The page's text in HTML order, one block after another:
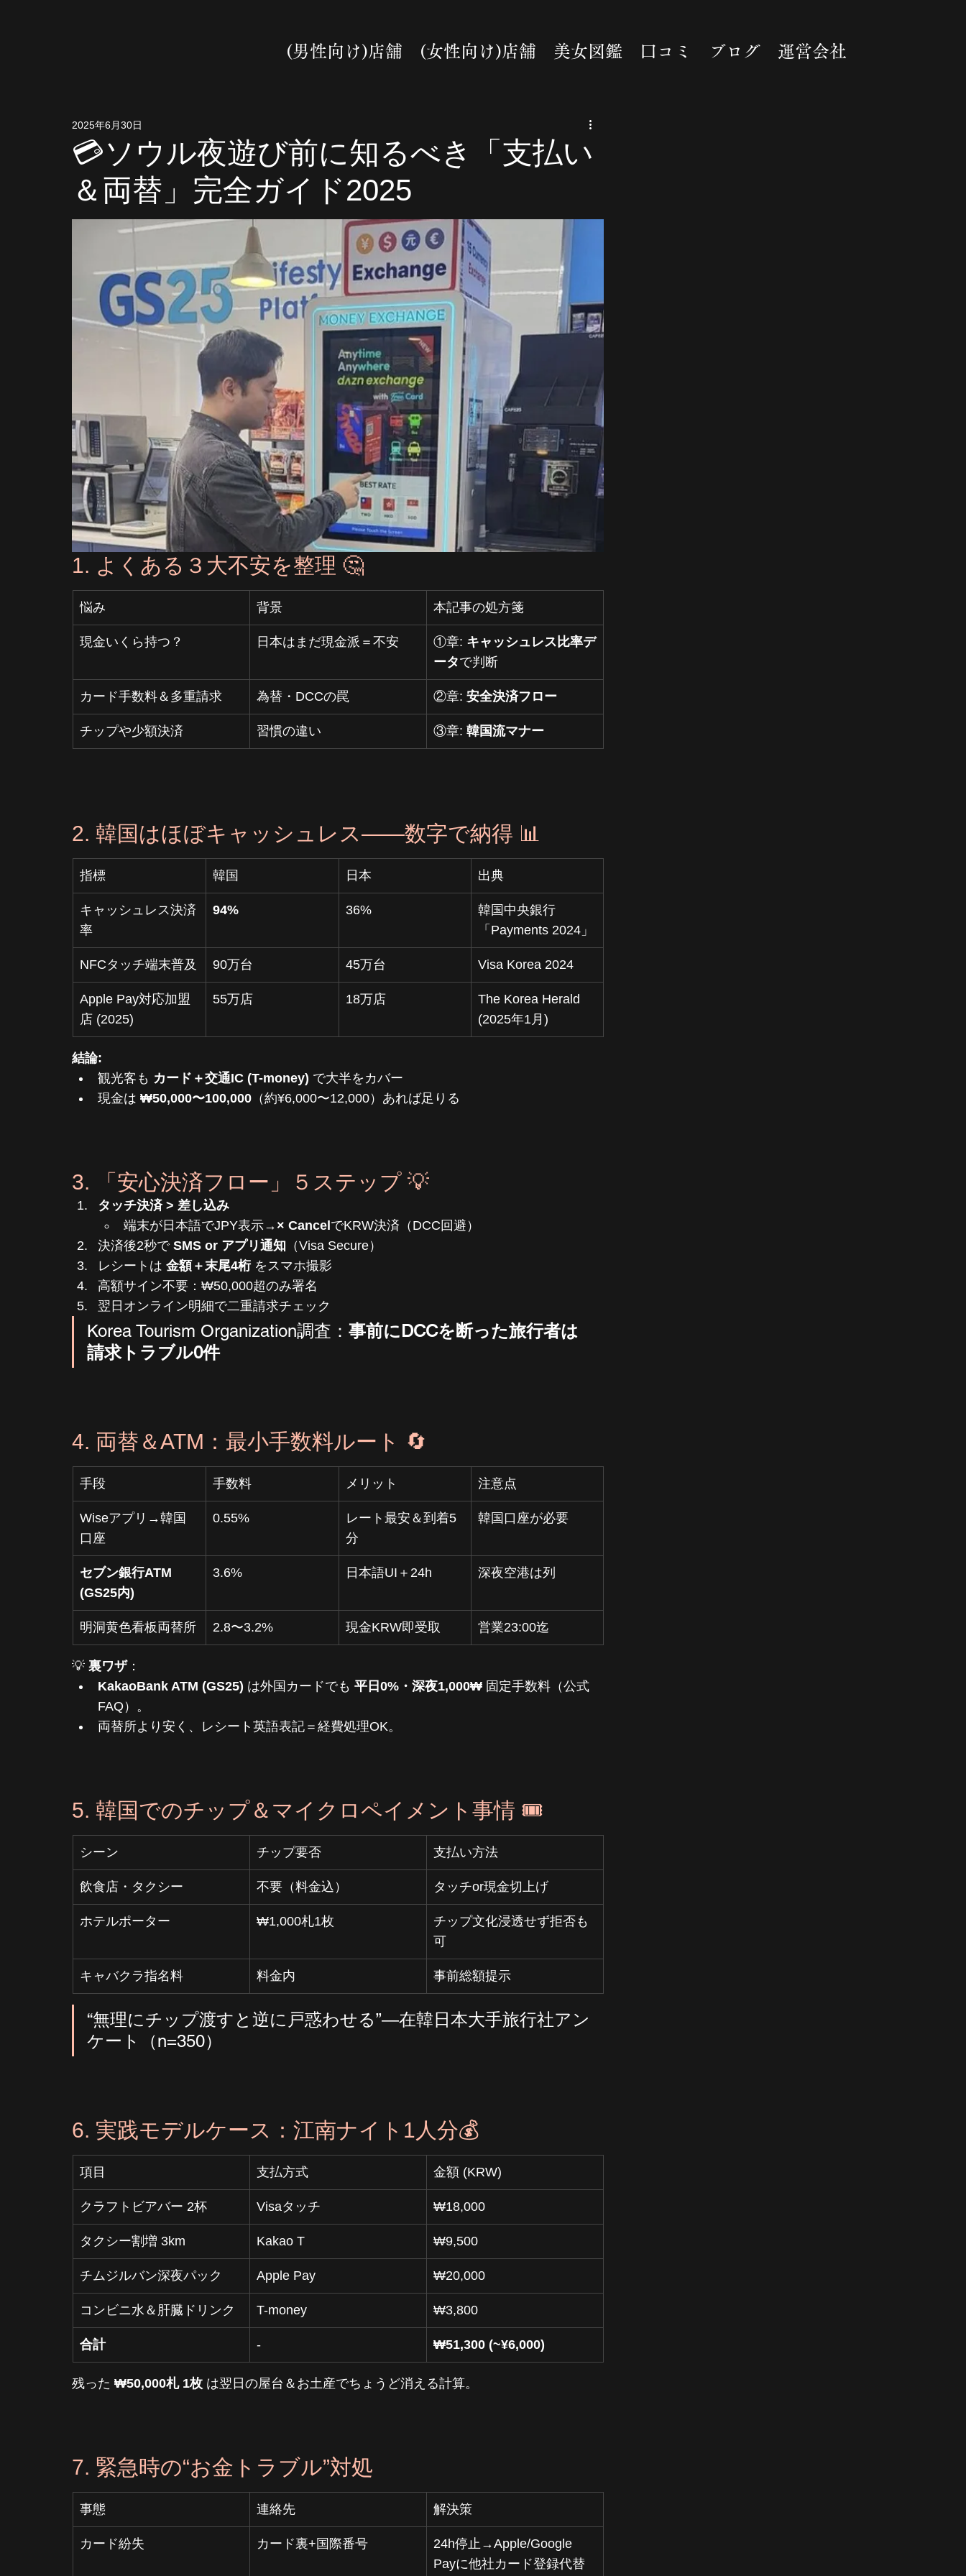
(男性向け)店舗 (女性向け)店舗 美女図鑑 口コミ ブログ 運営会社
💳ソウル夜遊び前に知るべき「支払い
＆両替」完全ガイド2025
2025年6月30日
1. よくある３大不安を整理 🤔
悩み 背景 本記事の処方箋
現金いくら持つ？ 日本はまだ現金派＝不安 ①章: キャッシュレス比率デ
ータで判断
カード手数料＆多重請求 為替・DCCの罠 ②章: 安全決済フロー
チップや少額決済 習慣の違い ③章: 韓国流マナー
2. 韓国はほぼキャッシュレス――数字で納得 📊
指標 韓国 日本 出典
キャッシュレス決済
率
94% 36%
韓国中央銀行
「Payments 2024」
NFCタッチ端末普及 90万台 45万台 Visa Korea 2024
Apple Pay対応加盟
店 (2025)
55万店 18万店
The Korea Herald
(2025年1月)
結論:
観光客も カード＋交通IC (T-money) で大半をカバー
現金は ₩50,000〜100,000 （約¥6,000〜12,000）あれば足りる
3. 「安心決済フロー」５ステップ 💡
タッチ決済 > 差し込み
端末が日本語でJPY表示→ × Cancel でKRW決済（DCC回避）
決済後2秒で SMS or アプリ通知 （Visa Secure）
レシートは 金額＋末尾4桁 をスマホ撮影
高額サイン不要：₩50,000超のみ署名
翌日オンライン明細で二重請求チェック
Korea Tourism Organization調査： 事前にDCCを断った旅行者は
請求トラブル0件
4. 両替＆ATM：最小手数料ルート 🔄
手段 手数料 メリット 注意点
Wiseアプリ→韓国
口座
0.55%
レート最安＆到着5
分
韓国口座が必要
セブン銀行ATM
(GS25内)
3.6% 日本語UI＋24h 深夜空港は列
明洞黄色看板両替所 2.8〜3.2% 現金KRW即受取 営業23:00迄
💡 裏ワザ：
KakaoBank ATM (GS25) は外国カードでも 平日0%・深夜1,000₩ 固定手数料（公式
FAQ）。
両替所より安く、レシート英語表記＝経費処理OK。
5. 韓国でのチップ＆マイクロペイメント事情 🎟️
シーン チップ要否 支払い方法
飲食店・タクシー 不要（料金込） タッチor現金切上げ
ホテルポーター ₩1,000札1枚
チップ文化浸透せず拒否も
可
キャバクラ指名料 料金内 事前総額提示
“無理にチップ渡すと逆に戸惑わせる”―在韓日本大手旅行社アン
ケート（n=350）
6. 実践モデルケース：江南ナイト1人分💰
項目 支払方式 金額 (KRW)
クラフトビアバー 2杯 Visaタッチ ₩18,000
タクシー割増 3km Kakao T ₩9,500
チムジルバン深夜パック Apple Pay ₩20,000
コンビニ水＆肝臓ドリンク T-money ₩3,800
合計 - ₩51,300 (~¥6,000)
残った ₩50,000札 1枚 は翌日の屋台＆お土産でちょうど消える計算。
7. 緊急時の“お金トラブル”対処
事態 連絡先 解決策
カード紛失 カード裏+国際番号
24h停止→Apple/Google
Payに他社カード登録代替